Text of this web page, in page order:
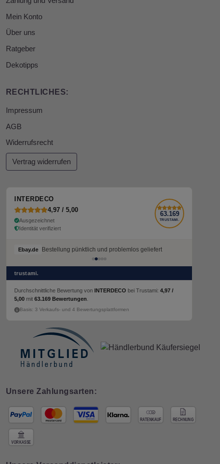
Mein Konto
Über uns
Ratgeber
Dekotipps
RECHTLICHES:
Impressum
AGB
Widerrufsrecht
Vertrag widerrufen
INTERDECO
4,97 / 5,00
Ausgezeichnet
Identität verifiziert
63.169
TRUSTAMI.
Ebay.de Bestellung pünktlich und problemlos geliefert
trustami.
Durchschnittliche Bewertung von INTERDECO bei Trustami: 4,97 /
5,00 mit 63.169 Bewertungen
Basis: 3 Verkaufs- und 4 Bewertungsplattformen
Unsere Zahlungsarten: